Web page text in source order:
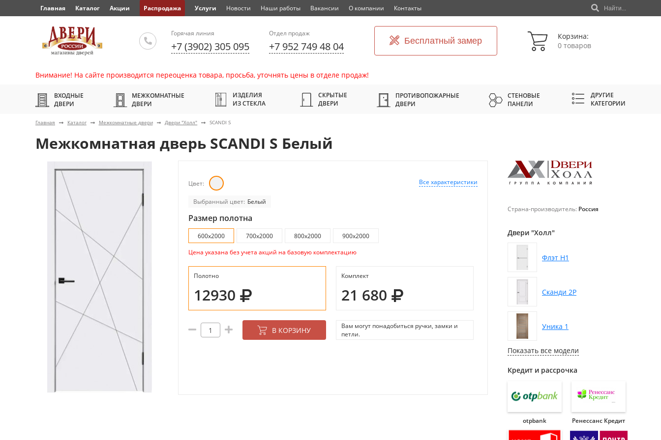
Главная Каталог Акции Распродажа Услуги Новости Наши работы Вакансии О компании Контакты Найти...
Горячая линия
+7 (3902) 305 095
Отдел продаж
+7 952 749 48 04 Бесплатный замер
Корзина:
0 товаров
Внимание! На сайте производится переоценка товара, просьба, уточнять цены в отделе продаж!
ВХОДНЫЕ
ДВЕРИ
МЕЖКОМНАТНЫЕ
ДВЕРИ
ИЗДЕЛИЯ
ИЗ СТЕКЛА
СКРЫТЫЕ
ДВЕРИ
ПРОТИВОПОЖАРНЫЕ
ДВЕРИ
СТЕНОВЫЕ
ПАНЕЛИ
ДРУГИЕ
КАТЕГОРИИ
Главная Каталог Межкомнатные двери Двери "Холл" SCANDI S
Межкомнатная дверь SCANDI S Белый
Все характеристики
Цвет:
Выбранный цвет: Белый
Размер полотна
600х2000 700х2000 800х2000
900х2000
Цена указана без учета акций на базовую комплектацию
Полотно
12930
Комплект
21 680
Вам могут понадобиться ручки, замки и
петли.
В КОРЗИНУ
Страна-производитель: Россия
Двери "Холл"
Флэт H1
Сканди 2P
Уника 1
Показать все модели
Кредит и рассрочка
otpbank Ренессанс Кредит